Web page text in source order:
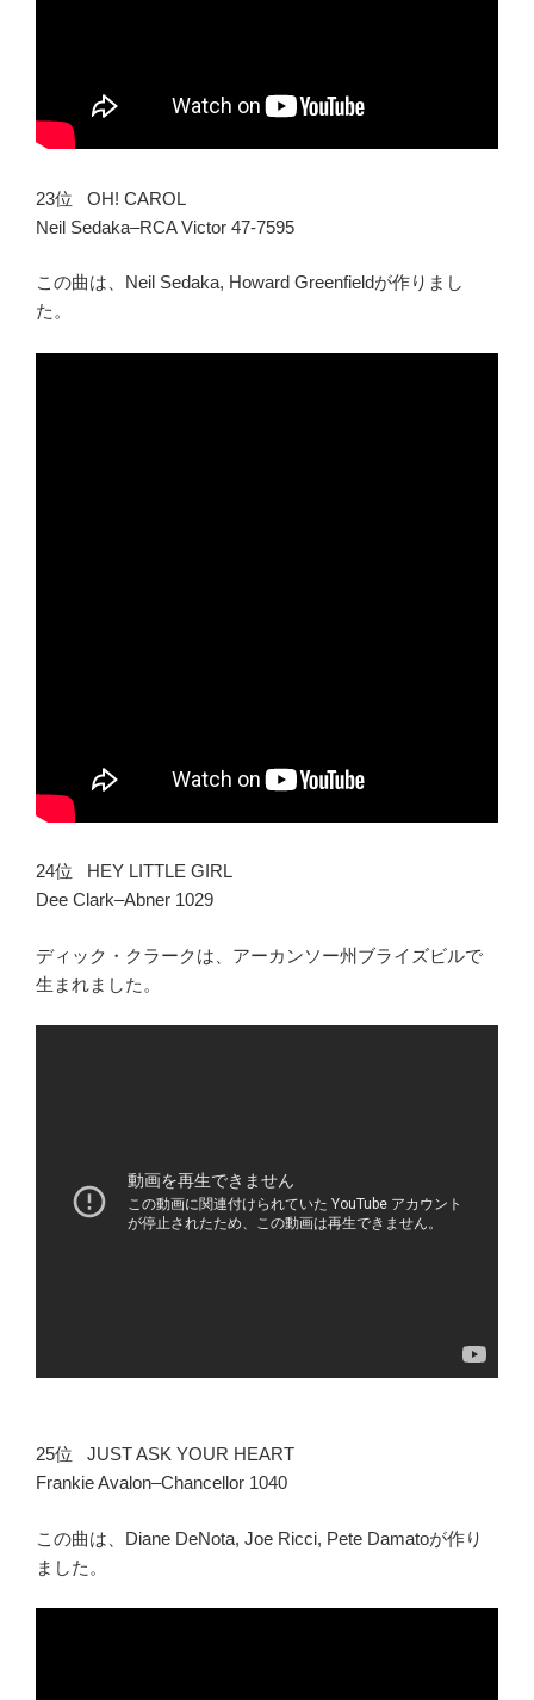
23位 OH! CAROL
Neil Sedaka–RCA Victor 47-7595
この曲は、Neil Sedaka, Howard Greenfieldが作りまし
た。
24位 HEY LITTLE GIRL
Dee Clark–Abner 1029
ディック・クラークは、アーカンソー州ブライズビルで
生まれました。
25位 JUST ASK YOUR HEART
Frankie Avalon–Chancellor 1040
この曲は、Diane DeNota, Joe Ricci, Pete Damatoが作り
ました。